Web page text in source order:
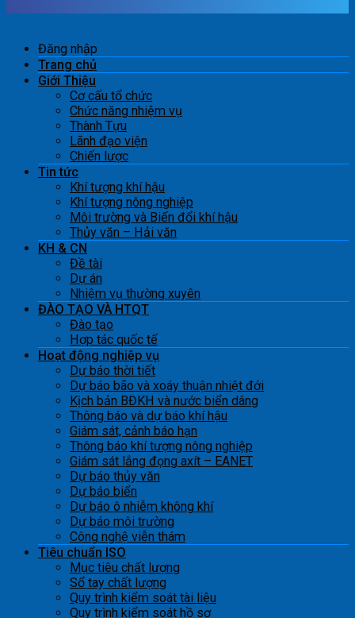
Đăng nhập
Trang chủ
Giới Thiệu
Cơ cấu tổ chức
Chức năng nhiệm vụ
Thành Tựu
Lãnh đạo viện
Chiến lược
Tin tức
Khí tượng khí hậu
Khí tượng nông nghiệp
Môi trường và Biến đổi khí hậu
Thủy văn – Hải văn
KH & CN
Đề tài
Dự án
Nhiệm vụ thường xuyên
ĐÀO TẠO VÀ HTQT
Đào tạo
Hợp tác quốc tế
Hoạt động nghiệp vụ
Dự báo thời tiết
Dự báo bão và xoáy thuận nhiệt đới
Kịch bản BĐKH và nước biển dâng
Thông báo và dự báo khí hậu
Giám sát, cảnh báo hạn
Thông báo khí tượng nông nghiệp
Giám sát lắng đọng axít – EANET
Dự báo thủy văn
Dự báo biển
Dự báo ô nhiễm không khí
Dự báo môi trường
Công nghệ viễn thám
Tiêu chuẩn ISO
Mục tiêu chất lượng
Sổ tay chất lượng
Quy trình kiểm soát tài liệu
Quy trình kiểm soát hồ sơ